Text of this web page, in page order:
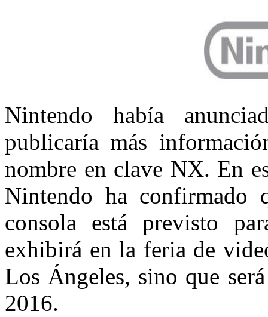
Nintendo había
publicaría más
nombre en clave NX. En
Nintendo ha confirmado
consola está previsto
exhibirá en la feria de
Los Ángeles, sino que
2016.